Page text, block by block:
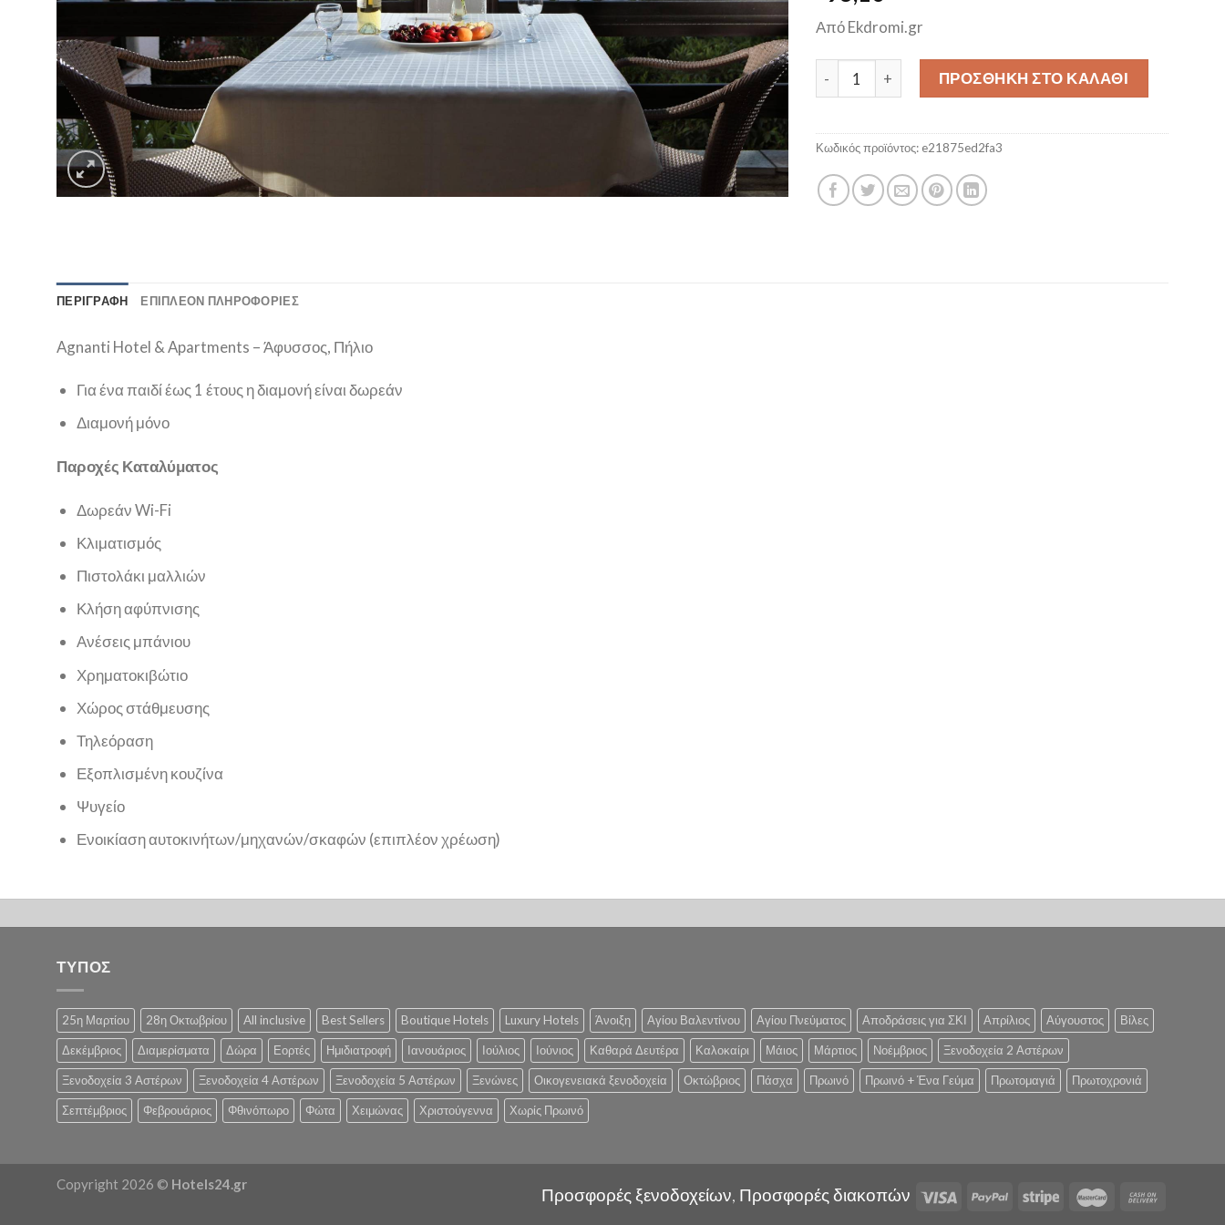
Από Ekdromi.gr
ΠΡΟΣΦΟΡΑ Agnanti Hotel & Apartments - Άφυσσος, Πήλιο 3
ΠΡΟΣΘΉΚΗ ΣΤΟ ΚΑΛΆΘΙ
Κωδικός προϊόντος: e21875ed2fa3
ΠΕΡΙΓΡΑΦΉ ΕΠΙΠΛΈΟΝ ΠΛΗΡΟΦΟΡΊΕΣ
Agnanti Hotel & Apartments – Άφυσσος, Πήλιο
Για ένα παιδί έως 1 έτους η διαμονή είναι δωρεάν
Διαμονή μόνο
Παροχές Καταλύματος
Δωρεάν Wi-Fi
Κλιματισμός
Πιστολάκι μαλλιών
Κλήση αφύπνισης
Ανέσεις μπάνιου
Χρηματοκιβώτιο
Χώρος στάθμευσης
Τηλεόραση
Εξοπλισμένη κουζίνα
Ψυγείο
Ενοικίαση αυτοκινήτων/μηχανών/σκαφών (επιπλέον χρέωση)
ΤΥΠΟΣ
25η Μαρτίου 28η Οκτωβρίου All inclusive Best Sellers Boutique Hotels Luxury Hotels Άνοιξη Αγίου Βαλεντίνου Αγίου Πνεύματος Αποδράσεις για ΣΚΙ Απρίλιος Αύγουστος Βίλες
Δεκέμβριος Διαμερίσματα Δώρα Εορτές Ημιδιατροφή Ιανουάριος Ιούλιος Ιούνιος Καθαρά Δευτέρα Καλοκαίρι Μάιος Μάρτιος Νοέμβριος Ξενοδοχεία 2 Αστέρων
Ξενοδοχεία 3 Αστέρων Ξενοδοχεία 4 Αστέρων Ξενοδοχεία 5 Αστέρων Ξενώνες Οικογενειακά ξενοδοχεία Οκτώβριος Πάσχα Πρωινό Πρωινό + Ένα Γεύμα Πρωτομαγιά Πρωτοχρονιά
Σεπτέμβριος Φεβρουάριος Φθινόπωρο Φώτα Χειμώνας Χριστούγεννα Χωρίς Πρωινό
Προσφορές ξενοδοχείων, Προσφορές διακοπών
Copyright 2026 © Hotels24.gr